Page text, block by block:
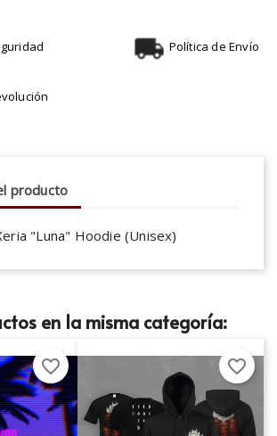
Política de Envío
producto
"Luna" Hoodie (Unisex)
en la misma categoría:
favorite_border favorite_border